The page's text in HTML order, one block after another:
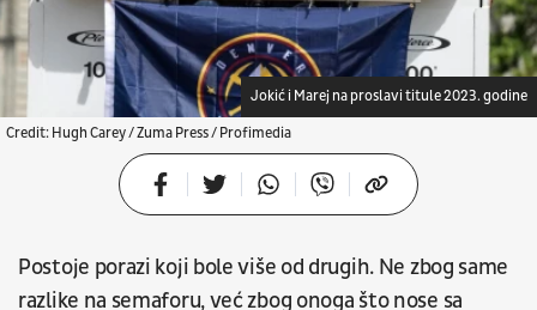
Credit: Hugh Carey / Zuma Press / Profimedia
Jokić i Marej na proslavi titule 2023. godine
Postoje porazi koji bole više od drugih. Ne zbog same
razlike na semaforu, već zbog onoga što nose sa